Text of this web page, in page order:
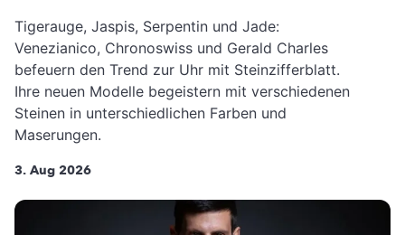
Tigerauge, Jaspis, Serpentin und Jade:
Venezianico, Chronoswiss und Gerald Charles
befeuern den Trend zur Uhr mit Steinzifferblatt.
Ihre neuen Modelle begeistern mit verschiedenen
Steinen in unterschiedlichen Farben und
Maserungen.
3. Aug 2026